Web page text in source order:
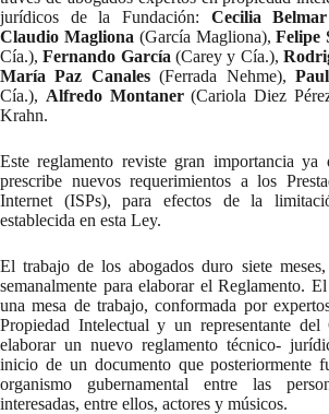
jurídicos de la Fundación: Cecilia Belmar
Claudio Magliona (García Magliona), Felipe
Cía.),Fernando García (Carey y Cía.),
María Paz Canales(Ferrada Nehme),
Cía.), Alfredo Montaner(Cariola Diez
Krahn.
Este reglamento reviste gran importancia ya
prescribe nuevos requerimientos a los
Internet (ISPs), para efectos de la
establecida en esta Ley.
El trabajo de los abogados duro siete
semanalmente para elaborar el Reglamento.
una mesa de trabajo, conformada por
Propiedad Intelectual y un representante
elaborar un nuevo reglamento técnico-
inicio de un documento que posteriormente
organismo gubernamental entre las
interesadas, entre ellos, actores y músicos.